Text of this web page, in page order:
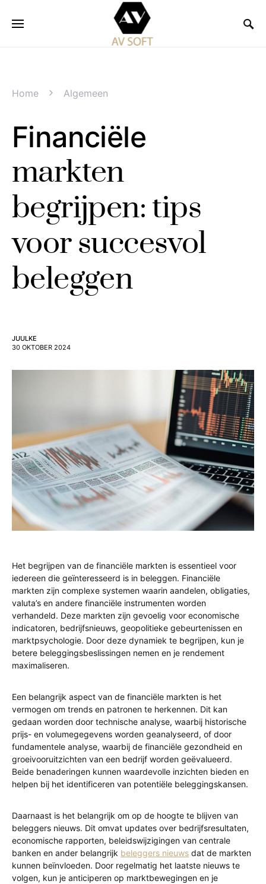
Home Algemeen
Financiële
markten
begrijpen: tips
voor succesvol
beleggen
JUULKE
30 OKTOBER 2024
Het begrijpen van de financiële markten is essentieel voor
iedereen die geïnteresseerd is in beleggen. Financiële
markten zijn complexe systemen waarin aandelen, obligaties,
valuta’s en andere financiële instrumenten worden
verhandeld. Deze markten zijn gevoelig voor economische
indicatoren, bedrijfsnieuws, geopolitieke gebeurtenissen en
marktpsychologie. Door deze dynamiek te begrijpen, kun je
betere beleggingsbeslissingen nemen en je rendement
maximaliseren.
Een belangrijk aspect van de financiële markten is het
vermogen om trends en patronen te herkennen. Dit kan
gedaan worden door technische analyse, waarbij historische
prijs- en volumegegevens worden geanalyseerd, of door
fundamentele analyse, waarbij de financiële gezondheid en
groeivooruitzichten van een bedrijf worden geëvalueerd.
Beide benaderingen kunnen waardevolle inzichten bieden en
helpen bij het identificeren van potentiële beleggingskansen.
Daarnaast is het belangrijk om op de hoogte te blijven van
beleggers nieuws. Dit omvat updates over bedrijfsresultaten,
economische rapporten, beleidswijzigingen van centrale
banken en ander belangrijk beleggers nieuws dat de markten
kunnen beïnvloeden. Door regelmatig het laatste nieuws te
volgen, kun je anticiperen op marktbewegingen en je